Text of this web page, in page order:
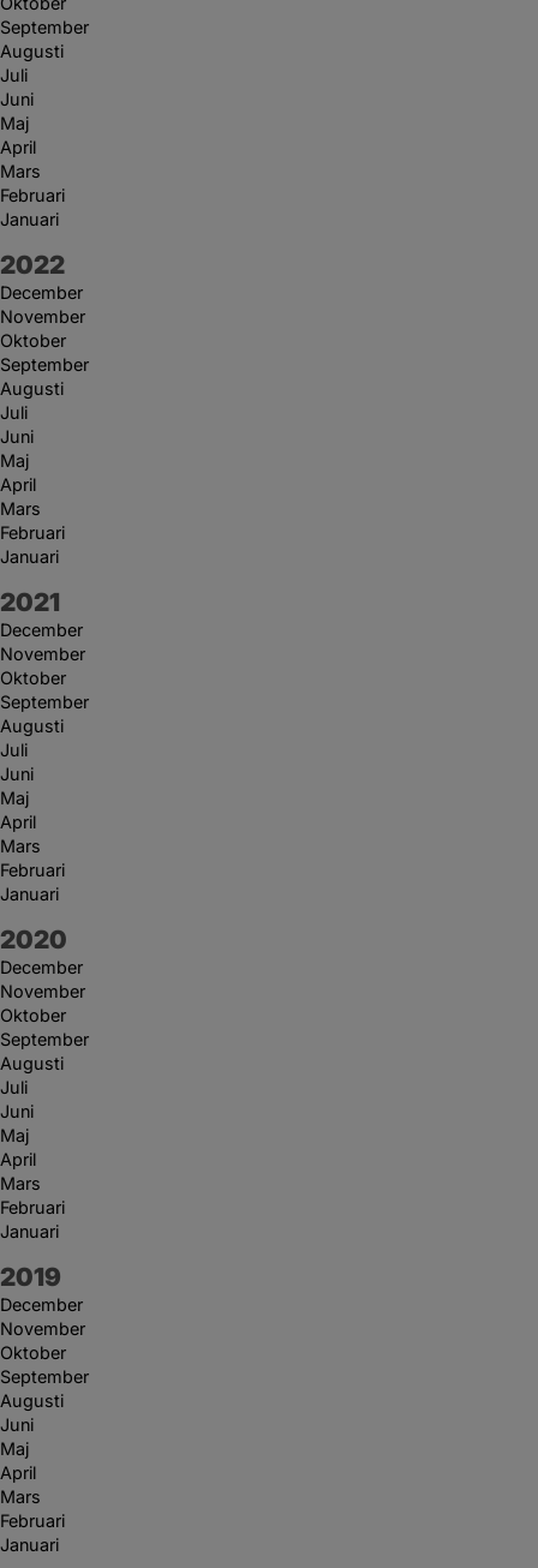
September
Augusti
Juli
Juni
Maj
April
Mars
Februari
Januari
År:
2022
December
November
Oktober
September
Augusti
Juli
Juni
Maj
April
Mars
Februari
Januari
År:
2021
December
November
Oktober
September
Augusti
Juli
Juni
Maj
April
Mars
Februari
Januari
År:
2020
December
November
Oktober
September
Augusti
Juli
Juni
Maj
April
Mars
Februari
Januari
År:
2019
December
November
Oktober
September
Augusti
Juni
Maj
April
Mars
Februari
Januari